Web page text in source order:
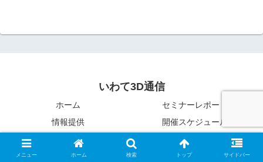
いわて3D通信
ホーム
セミナーレポート
情報提供
開催スケジュール
いわて3D活用企業・学校の紹介
施設一覧
お問合せ
メニュー ホーム 検索 トップ サイドバー